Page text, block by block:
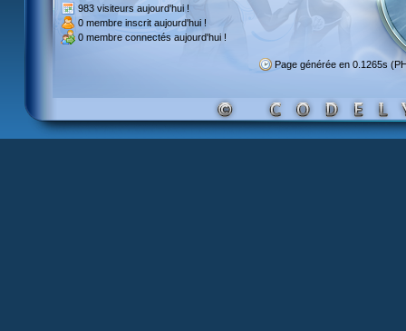
983 visiteurs aujourd'hui !
0 membre inscrit aujourd'hui !
0 membre connectés aujourd'hui !
Page générée en 0.1265s